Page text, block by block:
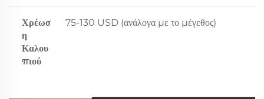
Χρέωσ
η
Καλου
πιού
75-130 USD (ανάλογα με το μέγεθος)